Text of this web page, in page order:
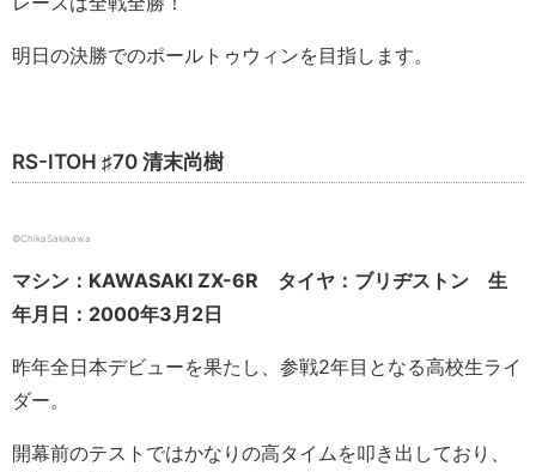
明日の決勝でのポールトゥウィンを目指します。
RS-ITOH ♯70 清末尚樹
©ChikaSakikawa
マシン：KAWASAKI ZX-6R タイヤ：ブリヂストン 生
年月日：2000年3月2日
昨年全日本デビューを果たし、参戦2年目となる高校生ライ
ダー。
開幕前のテストではかなりの高タイムを叩き出しており、